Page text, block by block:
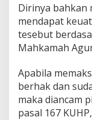
Dirinya bahkan
mendapat
tesebut
Mahkamah
Apabila
berhak dan
maka diancam
pasal 167